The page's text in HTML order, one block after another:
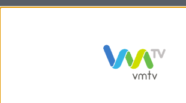
importante apoio aos jovens
sua missão de educar. O Município
importância é acrescida nos tempos
designadamente face ao aumento da